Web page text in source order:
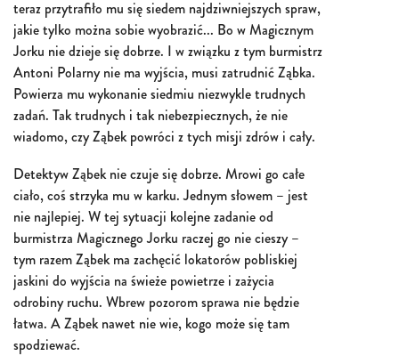
teraz przytrafiło mu się siedem najdziwniejszych spraw,
jakie tylko można sobie wyobrazić... Bo w Magicznym
Jorku nie dzieje się dobrze. I w związku z tym burmistrz
Antoni Polarny nie ma wyjścia, musi zatrudnić Ząbka.
Powierza mu wykonanie siedmiu niezwykle trudnych
zadań. Tak trudnych i tak niebezpiecznych, że nie
wiadomo, czy Ząbek powróci z tych misji zdrów i cały.
Detektyw Ząbek nie czuje się dobrze. Mrowi go całe
ciało, coś strzyka mu w karku. Jednym słowem – jest
nie najlepiej. W tej sytuacji kolejne zadanie od
burmistrza Magicznego Jorku raczej go nie cieszy –
tym razem Ząbek ma zachęcić lokatorów pobliskiej
jaskini do wyjścia na świeże powietrze i zażycia
odrobiny ruchu. Wbrew pozorom sprawa nie będzie
łatwa. A Ząbek nawet nie wie, kogo może się tam
spodziewać.